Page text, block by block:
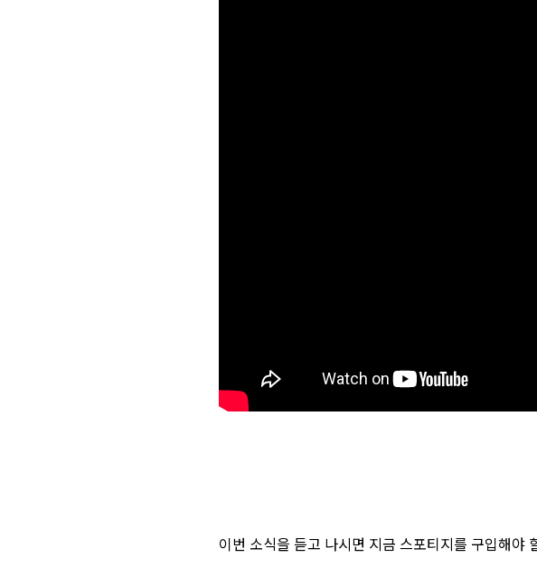
이번 소식을 듣고 나시면 지금 스포티지를 구입해야